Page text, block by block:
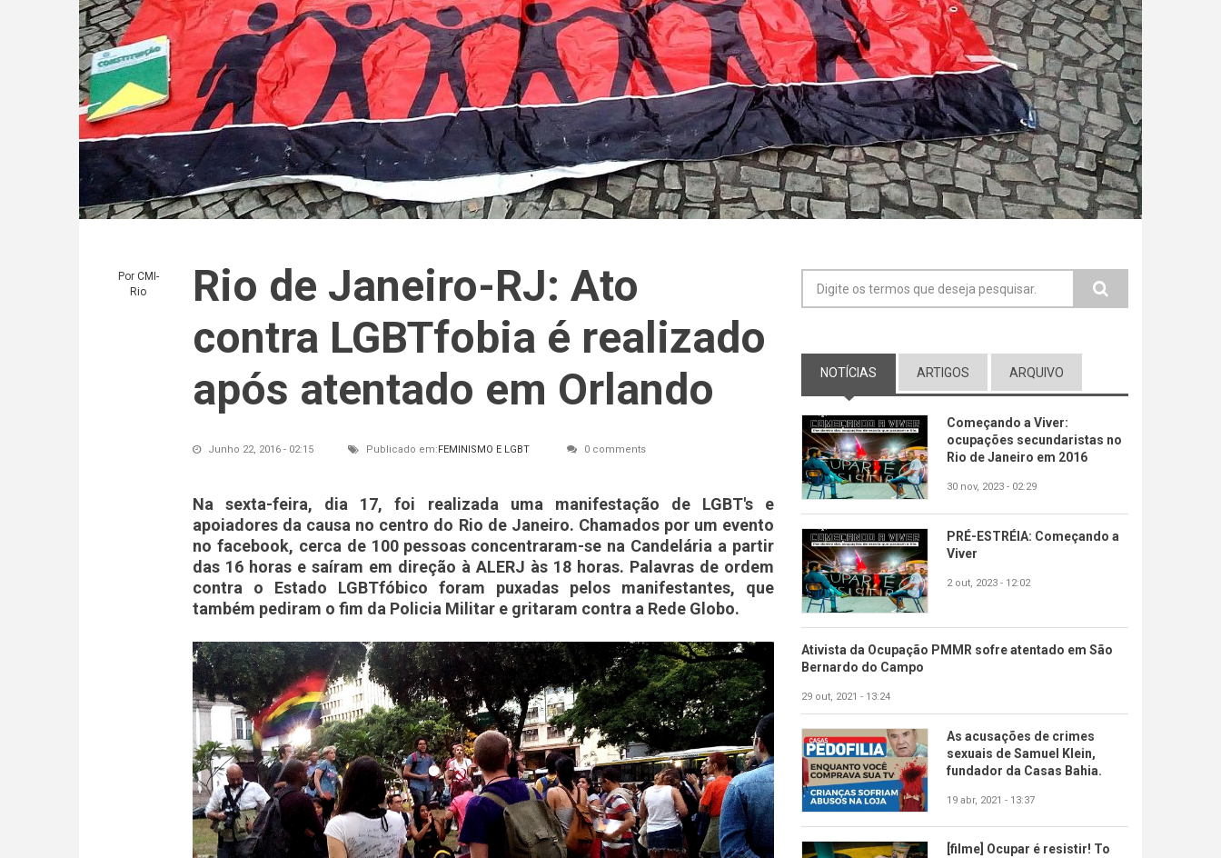
Por CMI-
Rio
Rio de Janeiro-RJ: Ato
contra LGBTfobia é realizado
após atentado em Orlando
Junho 22, 2016 - 02:15 Publicado em:FEMINISMO E LGBT 0 comments
Na sexta-feira, dia 17, foi realizada uma manifestação de LGBT's e
apoiadores da causa no centro do Rio de Janeiro. Chamados por um evento
no facebook, cerca de 100 pessoas concentraram-se na Candelária a partir
das 16 horas e saíram em direção à ALERJ às 18 horas. Palavras de ordem
contra o Estado LGBTfóbico foram puxadas pelos manifestantes, que
também pediram o fim da Policia Militar e gritaram contra a Rede Globo.
Formulário de busca
NOTÍCIAS (ABA ATIVA)
ARTIGOS ARQUIVO
Começando a Viver:
ocupações secundaristas no
Rio de Janeiro em 2016
30 nov, 2023 - 02:29
PRÉ-ESTRÉIA: Começando a
Viver
2 out, 2023 - 12:02
Ativista da Ocupação PMMR sofre atentado em São
Bernardo do Campo
29 out, 2021 - 13:24
As acusações de crimes
sexuais de Samuel Klein,
fundador da Casas Bahia.
19 abr, 2021 - 13:37
[filme] Ocupar é resistir! To